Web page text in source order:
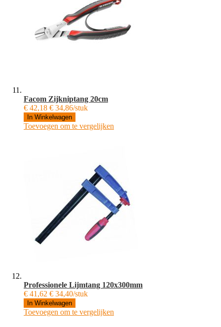
Facom Zijkniptang 20cm
€ 42,18 € 34,86/stuk
In Winkelwagen
Toevoegen om te vergelijken
Professionele Lijmtang 120x300mm
€ 41,62 € 34,40/stuk
In Winkelwagen
Toevoegen om te vergelijken